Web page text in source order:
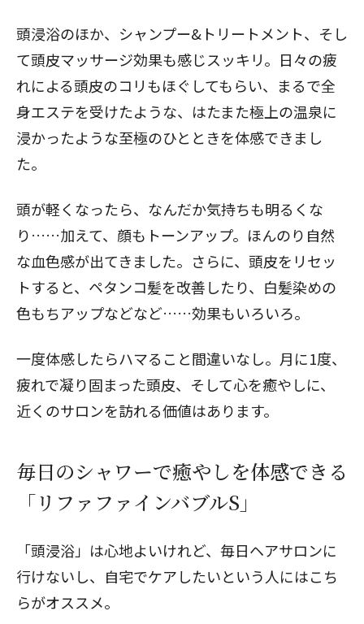
頭浸浴のほか、シャンプー&トリートメント、そし
て頭皮マッサージ効果も感じスッキリ。日々の疲
れによる頭皮のコリもほぐしてもらい、まるで全
身エステを受けたような、はたまた極上の温泉に
浸かったような至極のひとときを体感できまし
た。
頭が軽くなったら、なんだか気持ちも明るくな
り……加えて、顔もトーンアップ。ほんのり自然
な血色感が出てきました。さらに、頭皮をリセッ
トすると、ペタンコ髪を改善したり、白髪染めの
色もちアップなどなど……効果もいろいろ。
一度体感したらハマること間違いなし。月に1度、
疲れで凝り固まった頭皮、そして心を癒やしに、
近くのサロンを訪れる価値はあります。
毎日のシャワーで癒やしを体感できる
「リファファインバブルS」
「頭浸浴」は心地よいけれど、毎日ヘアサロンに
行けないし、自宅でケアしたいという人にはこち
らがオススメ。